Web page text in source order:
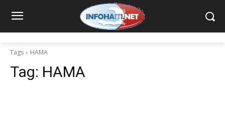
Tags HAMA
Tag: HAMA